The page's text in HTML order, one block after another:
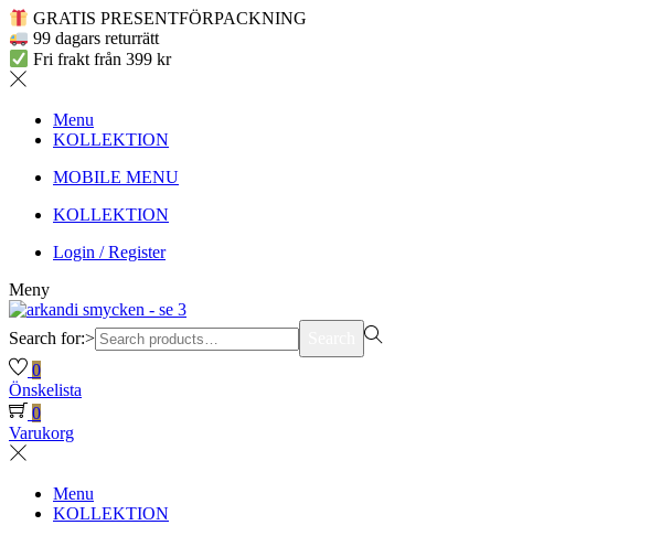
GRATIS PRESENTFÖRPACKNING
99 dagars returrätt
Fri frakt från 399 kr
Menu
KOLLEKTION
MOBILE MENU
KOLLEKTION
Login / Register
Meny
Search for:>
0
Önskelista
0
Varukorg
Menu
KOLLEKTION